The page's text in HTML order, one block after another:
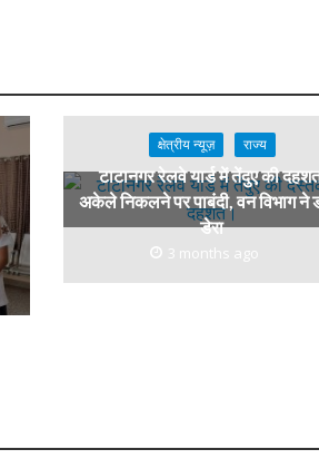
क्षेत्रीय न्यूज़ राज्य
टाटानगर रेलवे यार्ड में तेंदुए की
अकेले निकलने पर पाबंदी, वन विभाग ने
डेरा
3 months ago